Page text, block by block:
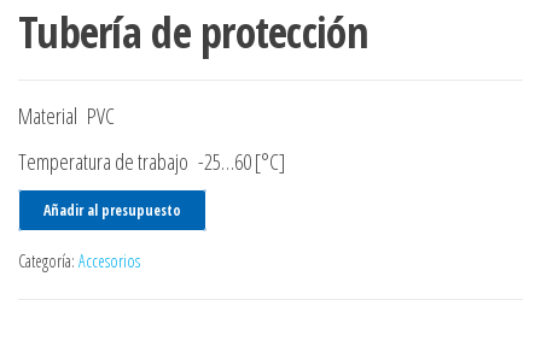
Tubería de protección
Material PVC
Temperatura de trabajo -25…60 [°C]
Añadir al presupuesto
Categoría: Accesorios